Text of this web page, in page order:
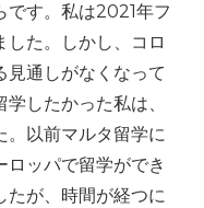
です。私は2021年フ
した。しかし、コロ
見通しがなくなって
したかった私は、
。以前マルタ留学に
ッパで留学ができ
たが、時間が経つに